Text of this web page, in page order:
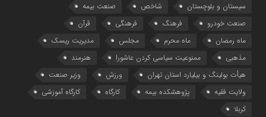
سیستان و بلوچستان
شاخص
صنعت بیمه
صنعت خودرو
فرهنگ فرهنگی
قرآن
ماه رمضان
ماه محرم مجلس
مدیریت ریسک
مذهبی
ممنوعیت سیاسی کردن عاشورا
هنرمند
هیأت بولینگ و بیلیارد استان تهران
ورزش
وزیر صنعت
ولایت فقیه
پژوهشکده بیمه کارگاه
کارگاه آموزشی
کربلا